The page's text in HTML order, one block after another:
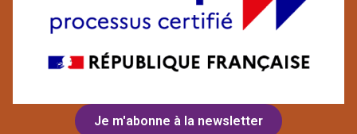
Je m'abonne à la newsletter